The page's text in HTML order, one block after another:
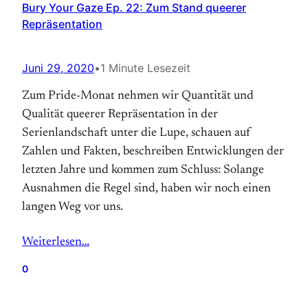
Bury Your Gaze Ep. 22: Zum Stand queerer
Repräsentation
Juni 29, 2020•1 Minute Lesezeit
Zum Pride-Monat nehmen wir Quantität und
Qualität queerer Repräsentation in der
Serienlandschaft unter die Lupe, schauen auf
Zahlen und Fakten, beschreiben Entwicklungen der
letzten Jahre und kommen zum Schluss: Solange
Ausnahmen die Regel sind, haben wir noch einen
langen Weg vor uns.
Weiterlesen…
0